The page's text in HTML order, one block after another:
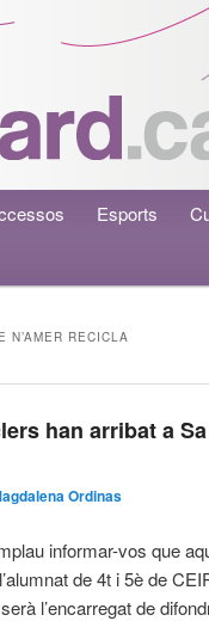
Esports
N’AMER RECICLA
han arribat a Sa
Ordinas
informar-vos que
de 4t i 5è de
serà l’encarregat de